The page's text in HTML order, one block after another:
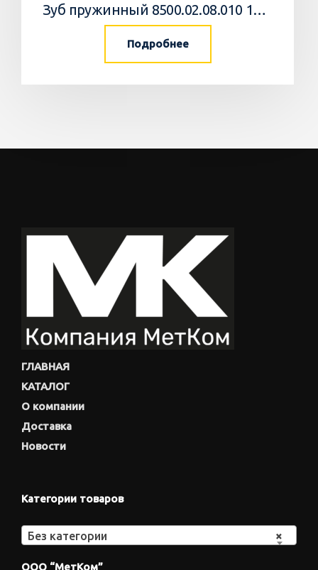
Зуб пружинный 8500.02.08.010 10 Агромастер
Подробнее
ГЛАВНАЯ
КАТАЛОГ
О компании
Доставка
Новости
Категории товаров
×
Без категории
ООО “МетКом”